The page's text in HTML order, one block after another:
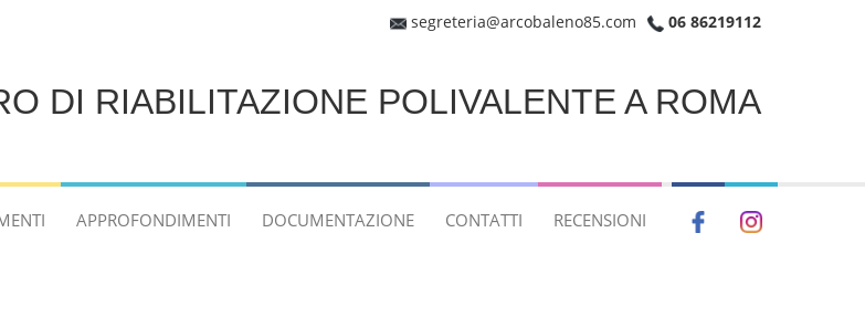
segreteria@arcobaleno85.com 06 86219112
DI RIABILITAZIONE POLIVALENTE A ROMA
APPROFONDIMENTI DOCUMENTAZIONE CONTATTI RECENSIONI